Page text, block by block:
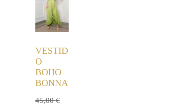
VESTID
O
BOHO
BONNA
45,00€